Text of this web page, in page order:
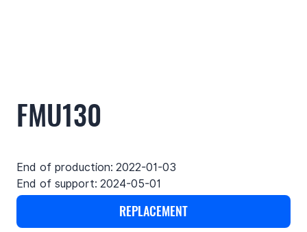
FMU130
End of production: 2022-01-03
End of support: 2024-05-01
REPLACEMENT